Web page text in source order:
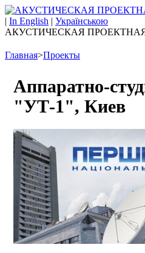
| In English | Українською
АКУСТИЧЕСКАЯ
Главная>Проекты
Аппаратно-
"УТ-1", Киев